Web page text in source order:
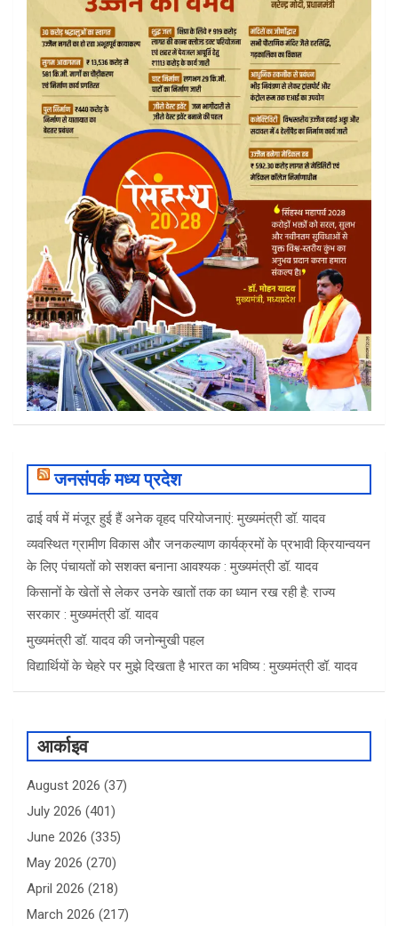
जनसंपर्क मध्य प्रदेश
ढाई वर्ष में मंजूर हुई हैं अनेक वृहद परियोजनाएं: मुख्यमंत्री डॉ. यादव
व्यवस्थित ग्रामीण विकास और जनकल्याण कार्यक्रमों के प्रभावी क्रियान्वयन
के लिए पंचायतों को सशक्त बनाना आवश्यक : मुख्यमंत्री डॉ. यादव
किसानों के खेतों से लेकर उनके खातों तक का ध्यान रख रही है: राज्य
सरकार : मुख्यमंत्री डॉ. यादव
मुख्यमंत्री डॉ. यादव की जनोन्मुखी पहल
विद्यार्थियों के चेहरे पर मुझे दिखता है भारत का भविष्य : मुख्यमंत्री डॉ. यादव
आर्काइव
August 2026 (37)
July 2026 (401)
June 2026 (335)
May 2026 (270)
April 2026 (218)
March 2026 (217)